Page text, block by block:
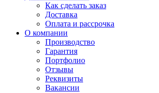
Как сделать заказ
Доставка
Оплата и рассрочка
О компании
Производство
Гарантия
Портфолио
Отзывы
Реквизиты
Вакансии